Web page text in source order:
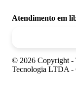
Atendimento em
© 2026 Copyright -
Tecnologia LTDA -